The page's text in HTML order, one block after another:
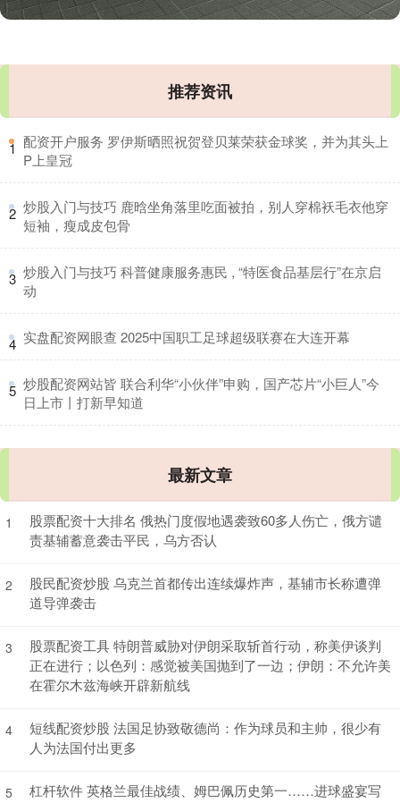
推荐资讯
1 ​配资开户服务 罗伊斯晒照祝贺登贝莱荣获金球奖，并为其头上
P上皇冠
2 ​炒股入门与技巧 鹿晗坐角落里吃面被拍，别人穿棉袄毛衣他穿
短袖，瘦成皮包骨
3 ​炒股入门与技巧 科普健康服务惠民 , “特医食品基层行”在京启
动
4 ​实盘配资网眼查 2025中国职工足球超级联赛在大连开幕
5 ​炒股配资网站皆 联合利华“小伙伴”申购，国产芯片“小巨人”今
日上市丨打新早知道
最新文章
1
股票配资十大排名 俄热门度假地遇袭致60多人伤亡，俄方谴
责基辅蓄意袭击平民，乌方否认
2
股民配资炒股 乌克兰首都传出连续爆炸声，基辅市长称遭弹
道导弹袭击
3
股票配资工具 特朗普威胁对伊朗采取斩首行动，称美伊谈判
正在进行；以色列：感觉被美国抛到了一边；伊朗：不允许美
在霍尔木兹海峡开辟新航线
4
短线配资炒股 法国足协致敬德尚：作为球员和主帅，很少有
人为法国付出更多
5
杠杆软件 英格兰最佳战绩、姆巴佩历史第一……进球盛宴写